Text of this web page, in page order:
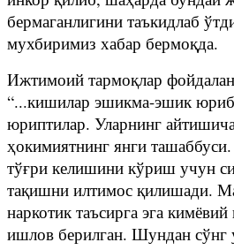
бермаганлигини таъкидлаб
мухбиримиз хабар бермоқда.
Ижтимоий тармоқлар
“...кишилар эшикма-эшик
юриптилар. Уларнинг
ҳокимиятнинг янги
тўғри келишини кўриш учун
тақишни илтимос қилишади.
наркотик таъсирга эга
ишлов берилган. Шундан сўнг